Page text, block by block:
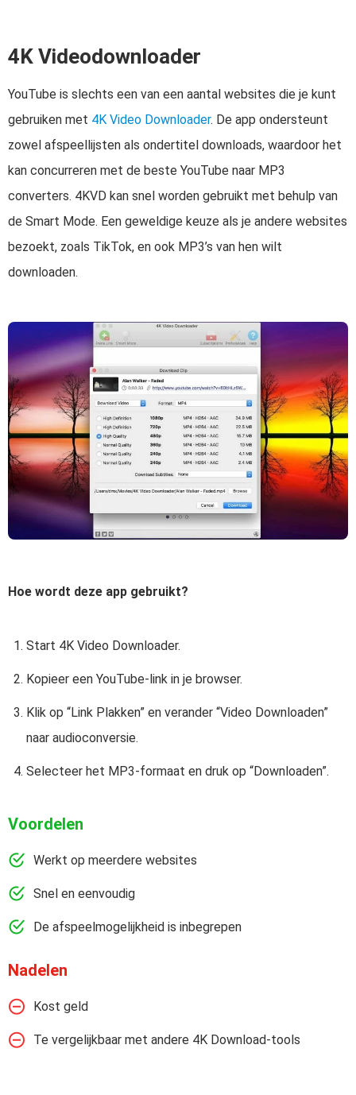
4K Videodownloader
YouTube is slechts een van een aantal websites die je kunt
gebruiken met 4K Video Downloader. De app ondersteunt
zowel afspeellijsten als ondertitel downloads, waardoor het
kan concurreren met de beste YouTube naar MP3
converters. 4KVD kan snel worden gebruikt met behulp van
de Smart Mode. Een geweldige keuze als je andere websites
bezoekt, zoals TikTok, en ook MP3’s van hen wilt
downloaden.
Hoe wordt deze app gebruikt?
Start 4K Video Downloader.
Kopieer een YouTube-link in je browser.
Klik op “Link Plakken” en verander “Video Downloaden”
naar audioconversie.
Selecteer het MP3-formaat en druk op “Downloaden”.
Voordelen
Werkt op meerdere websites
Snel en eenvoudig
De afspeelmogelijkheid is inbegrepen
Nadelen
Kost geld
Te vergelijkbaar met andere 4K Download-tools